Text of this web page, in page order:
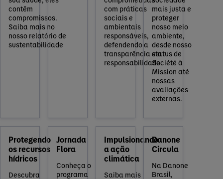
contêm
compromissos.
Saiba mais no
nosso relatório de
sustentabilidade
com práticas
sociais e
ambientais
responsáveis,
defendendo a
transparência e a
responsabilidade.
mais justa e
proteger
nosso meio
ambiente,
desde nosso
status de
Société à
Mission até
nossas
avaliações
externas.
Protegendo
os recursos
hídricos
Descubra
Jornada
Flora
Conheça o
programa
Impulsionando
a ação
climática
Saiba mais
Danone
Circula
Na Danone
Brasil,